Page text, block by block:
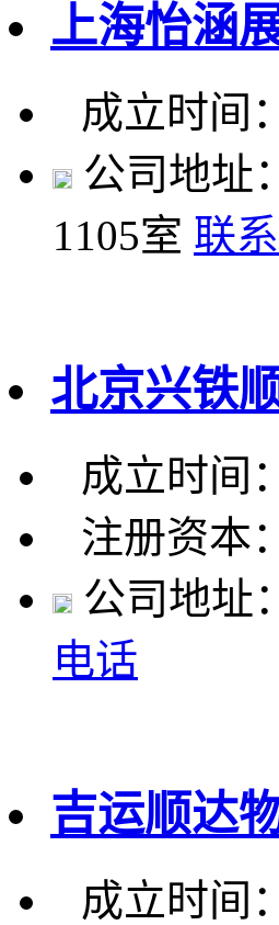
上海怡涵
成立时间
公司地址
1105室 联
北京兴铁
成立时间
注册资本
公司地址
电话
吉运顺达
成立时间